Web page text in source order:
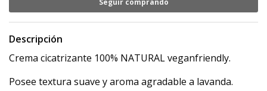
Seguir comprando
Descripción
Crema cicatrizante 100% NATURAL veganfriendly.
Posee textura suave y aroma agradable a lavanda.